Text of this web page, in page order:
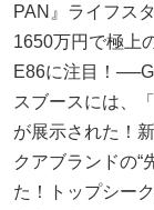
PAN』ライフス
1650万円で極上
E86に注目！
スブースには、
が展示された！
クアブランドの“
た！トップシー